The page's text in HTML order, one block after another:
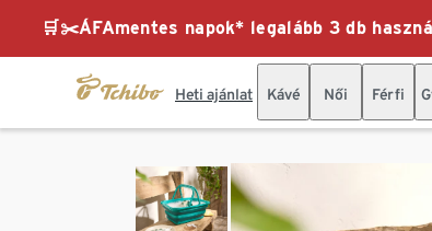
🛒✂️ÁFAmentes napok* legalább 3 db
Heti ajánlat Kávé Női Férfi